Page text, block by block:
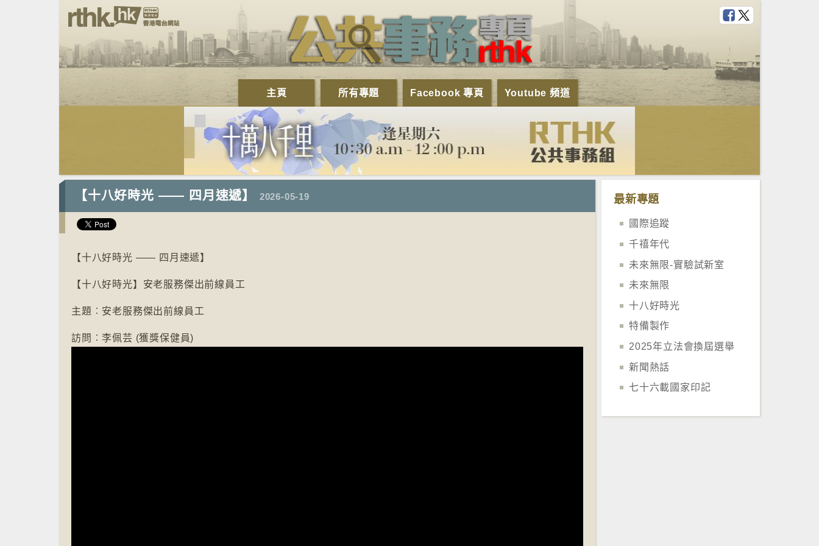
主頁 所有專題 Facebook 專頁 Youtube 頻道
【十八好時光 —— 四月速遞】 2026-05-19
【十八好時光 —— 四月速遞】
【十八好時光】安老服務傑出前線員工
主題︰安老服務傑出前線員工
訪問︰李佩芸 (獲獎保健員)
最新專題
國際追蹤
千禧年代
未來無限-實驗試新室
未來無限
十八好時光
特備製作
2025年立法會換屆選舉
新聞熱話
七十六載國家印記